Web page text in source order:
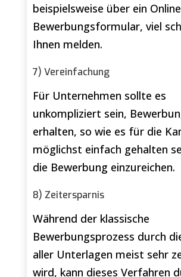
beispielsweise über ein
Bewerbungsformular, viel
Ihnen melden.
7) Vereinfachung
Für Unternehmen sollte es
unkompliziert sein,
erhalten, so wie es für die
möglichst einfach gehalten
die Bewerbung einzureichen.
8) Zeitersparnis
Während der klassische
Bewerbungsprozess durch
aller Unterlagen meist sehr
wird, kann dieses Verfahren